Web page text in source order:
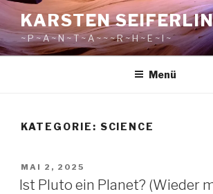
Zum
Inhalt
springen
KARSTEN
~ P ~ A ~ N ~ T ~ A ~ ~ ~ R ~ H ~ E ~ I ~
Menü
KATEGORIE: SCIENCE
VERÖFFENTLICHT
AM
MAI 2, 2025
Ist Pluto ein Planet? (Wieder